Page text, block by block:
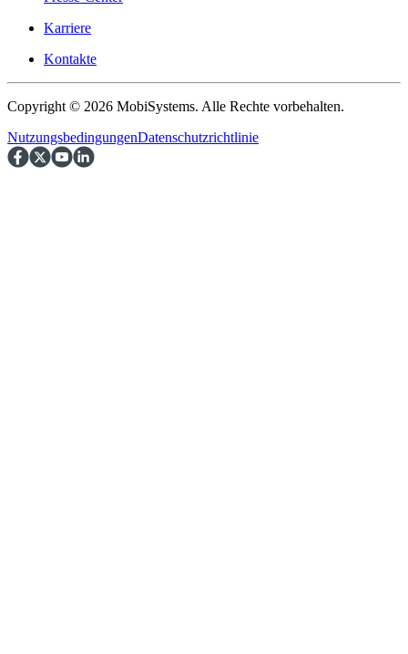
Karriere
Kontakte
Copyright © 2026 MobiSystems. Alle Rechte vorbehalten.
NutzungsbedingungenDatenschutzrichtlinie